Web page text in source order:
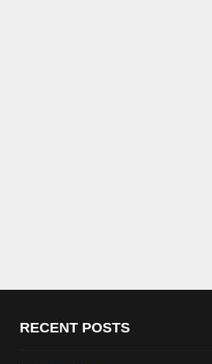
RECENT POSTS